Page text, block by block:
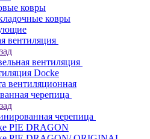
ковры
ковры
вентиляция
вентиляция
Docke
вентиляционная
черепица
черепица
PIE DRAGON